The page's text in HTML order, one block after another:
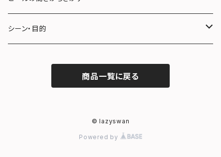
23.0〜23.5cm (M)
25.0〜25.5cm (LL)
３cm未満
５cm〜７cm未満
シーン・目的
商品一覧に戻る
© lazyswan
Powered by